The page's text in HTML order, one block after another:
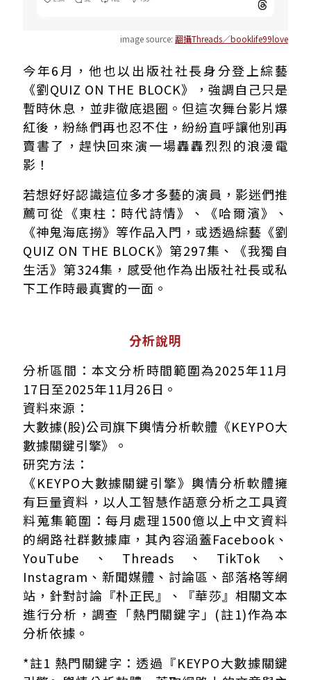
image source: 翻攝Threads／booklife99love
今年6月，他也以出版社社長身分登上綜藝
《劉QUIZ ON THE BLOCK》，強調自己只是
暫時休息，並非徹底退圈。但這次舞台影片爆
紅後，粉絲們再也忍不住，紛紛直呼讓他別再
賣書了，趕快回來演一場轟轟烈烈的浪漫電
影！
若想好好認識這位多才多藝的演員，影迷們推
薦可從《東柱：時代詩情》、《哈爾濱》、
《神鬼海底撈》等作品入門，或透過綜藝《劉
QUIZ ON THE BLOCK》第297集、《我獨自
生活》第324集，感受他作為出版社社長或私
下工作時最真實的一面。
分析說明
分析區間：本文分析時間範圍為2025年11月
17日至2025年11月26日。
資料來源：
大數據(股)公司旗下輿情分析軟體《KEYPO大
數據關鍵引擎》。
研究方法：
《KEYPO大數據關鍵引擎》輿情分析軟體擁
有巨量資料，以人工智慧作語意分析之工具資
料蒐集範圍：每月處理1500億以上中文資料
的網路社群數據庫，其內容涵蓋Facebook、
YouTube、Threads、TikTok、
Instagram、新聞媒體、討論區、部落格等網
站，針對討論『朴正民』、『華莎』相關文本
進行分析，調查「熱門關鍵字」(註1)作為本
分析依據。
*註1 熱門關鍵字：透過『KEYPO大數據關鍵